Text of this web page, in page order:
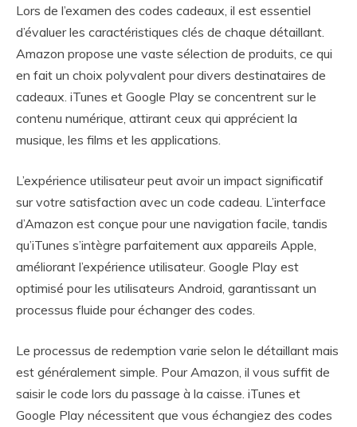
Lors de l’examen des codes cadeaux, il est essentiel
d’évaluer les caractéristiques clés de chaque détaillant.
Amazon propose une vaste sélection de produits, ce qui
en fait un choix polyvalent pour divers destinataires de
cadeaux. iTunes et Google Play se concentrent sur le
contenu numérique, attirant ceux qui apprécient la
musique, les films et les applications.
L’expérience utilisateur peut avoir un impact significatif
sur votre satisfaction avec un code cadeau. L’interface
d’Amazon est conçue pour une navigation facile, tandis
qu’iTunes s’intègre parfaitement aux appareils Apple,
améliorant l’expérience utilisateur. Google Play est
optimisé pour les utilisateurs Android, garantissant un
processus fluide pour échanger des codes.
Le processus de redemption varie selon le détaillant mais
est généralement simple. Pour Amazon, il vous suffit de
saisir le code lors du passage à la caisse. iTunes et
Google Play nécessitent que vous échangiez des codes